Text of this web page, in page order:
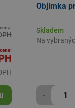
Objímka
Skladem
Na
-